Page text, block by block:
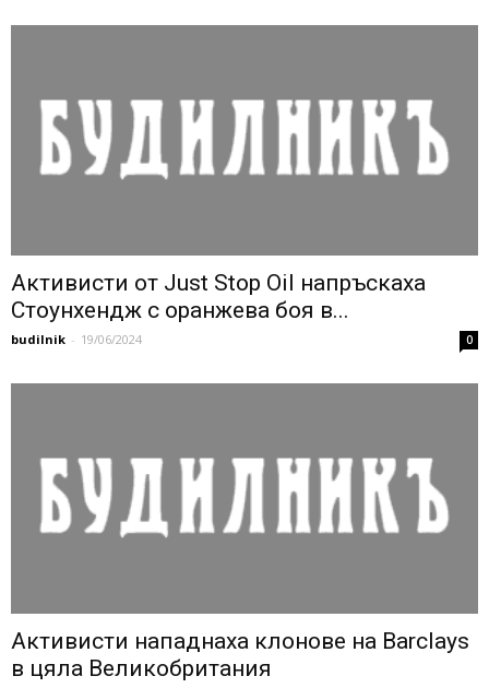
Активисти от Just Stop Oil напръскаха
Стоунхендж с оранжева боя в...
budilnik - 19/06/2024 0
Активисти нападнаха клонове на Barclays
в цяла Великобритания